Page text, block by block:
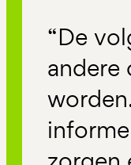
“De
andere